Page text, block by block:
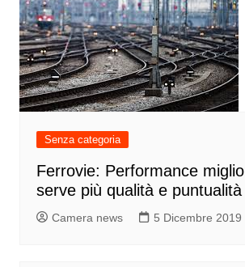
Senza categoria
Ferrovie: Performance
serve più qualità e puntualità
Camera news 5 Dicembre 2019